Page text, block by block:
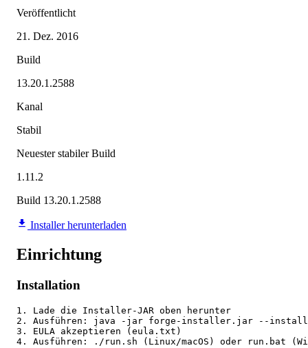
Veröffentlicht
21. Dez. 2016
Build
13.20.1.2588
Kanal
Stabil
Neuester stabiler Build
1.11.2
Build 13.20.1.2588
Installer herunterladen
Einrichtung
Installation
1. Lade die Installer-JAR oben herunter
2. Ausführen: java -jar forge-installer.jar --
3. EULA akzeptieren (eula.txt)
4. Ausführen: ./run.sh (Linux/macOS) oder run.bat